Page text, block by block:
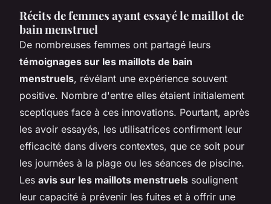
Récits de femmes ayant essayé le maillot de
bain menstruel
De nombreuses femmes ont partagé leurs
témoignages sur les maillots de bain
menstruels, révélant une expérience souvent
positive. Nombre d'entre elles étaient initialement
sceptiques face à ces innovations. Pourtant, après
les avoir essayés, les utilisatrices confirment leur
efficacité dans divers contextes, que ce soit pour
les journées à la plage ou les séances de piscine.
Les avis sur les maillots menstruels soulignent
leur capacité à prévenir les fuites et à offrir une